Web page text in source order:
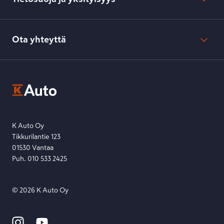
Verkkokaupan peruuttamisilmoitus
Saavutettavuus
Kesko-konsernin verkkoselailurekisteri
K-Ryhmän evästekäytännöt
Ota yhteyttä
Etsi toimipiste
K Auto Oy
Tikkurilantie 123
01530 Vantaa
Puh. 010 533 2425
© 2026 K Auto Oy